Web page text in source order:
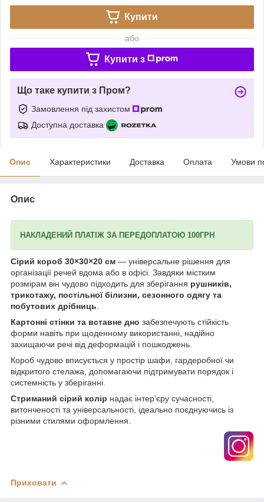
Купити
або
Купити з
Що таке купити з Пром?
Замовлення під захистом
Доступна доставка
Опис Характеристики Доставка Оплата Умови
Опис
НАКЛАДЕНИЙ ПЛАТІЖ ЗА ПЕРЕДОПЛАТОЮ 100ГРН
Сірий короб 30×30×20 см — універсальне рішення для
організації речей вдома або в офісі. Завдяки містким
розмірам він чудово підходить для зберігання рушників,
трикотажу, постільної білизни, сезонного одягу та
побутових дрібниць
Картонні стінки та вставне дно забезпечують стійкість
форми навіть при щоденному використанні, надійно
захищаючи речі від деформацій і пошкоджень.
Короб чудово вписується у простір шафи, гардеробної чи
відкритого стелажа, допомагаючи підтримувати порядок і
системність у зберіганні.
Стриманий сірий колір надає інтер’єру сучасності,
витонченості та універсальності, ідеально поєднуючись із
різними стилями оформлення.
Приховати